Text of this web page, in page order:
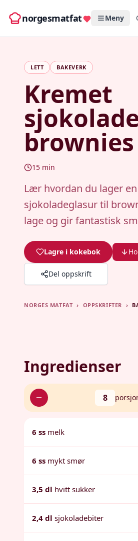
norgesmatfat Meny
LETT BAKEVERK
Kremet
brownies
15 min
Lær hvordan du lager
sjokoladeglasur til
lage og gir fantastisk
Lagre i kokebok
Del oppskrift
NORGES MATFAT › OPPSKRIFTER ›
Ingredienser
8
6 ss melk
6 ss mykt smør
3,5 dl hvitt sukker
2,4 dl sjokoladebiter